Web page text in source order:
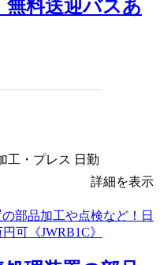
料送迎バスあ
工・プレス 日勤
詳細を表示